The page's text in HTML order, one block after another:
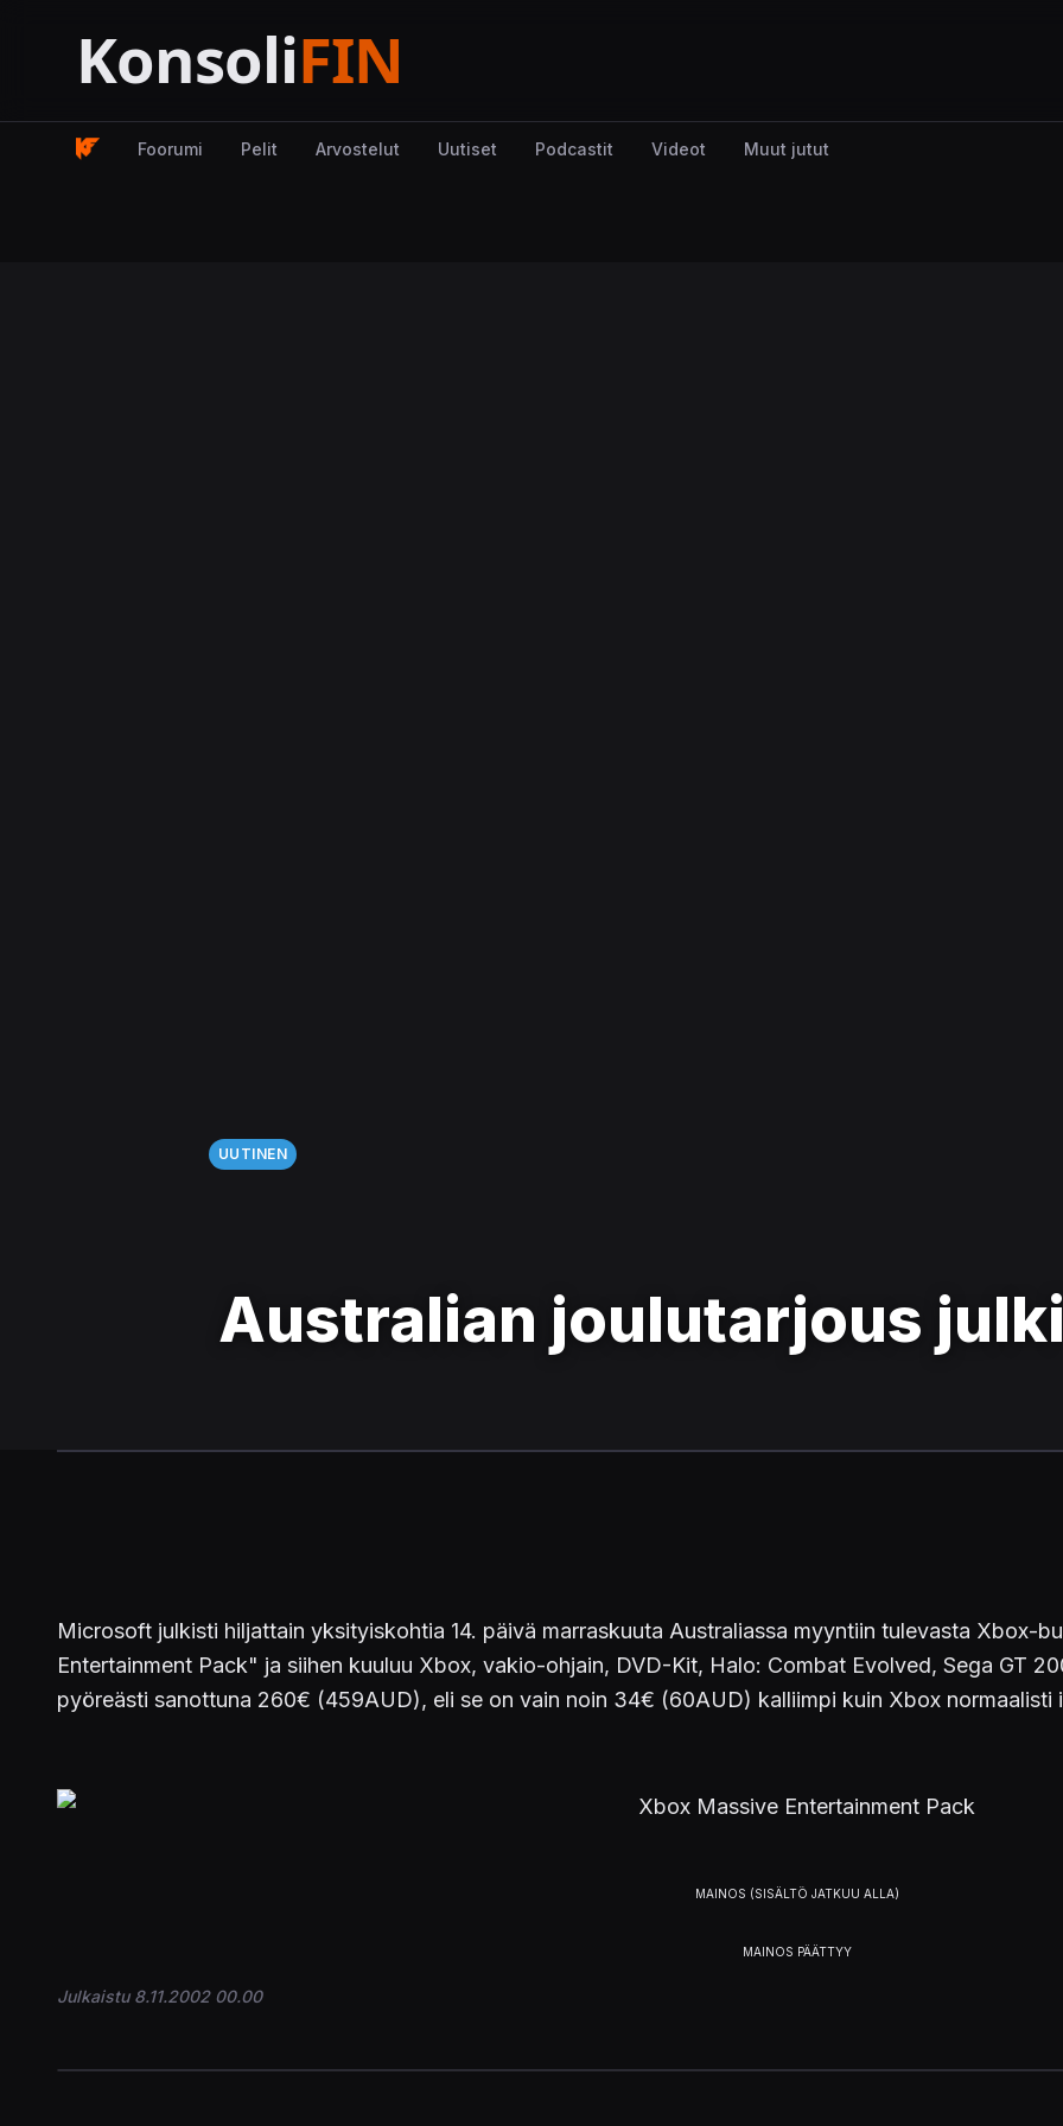
Foorumi Pelit Arvostelut Uutiset Podcastit Videot Muut jutut
UUTINEN
Australian joulutarjous
Microsoft julkisti hiljattain yksityiskohtia 14. päivä marraskuuta Australiassa myyntiin tulevasta Xbox-
Entertainment Pack" ja siihen kuuluu Xbox, vakio-ohjain, DVD-Kit, Halo: Combat Evolved, Sega GT
pyöreästi sanottuna 260€ (459AUD), eli se on vain noin 34€ (60AUD) kalliimpi kuin Xbox normaalisti
Julkaistu 8.11.2002 00.00